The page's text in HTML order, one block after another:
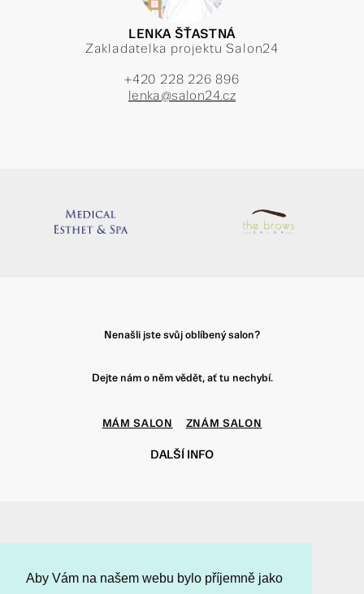
Aby Vám na našem webu bylo příjemně jako
LENKA ŠŤASTNÁ
Zakladatelka projektu Salon24
+420 228 226 896
lenka@salon24.cz
Nenašli jste svůj oblíbený salon?
Dejte nám o něm vědět, ať tu nechybí.
MÁM SALON ZNÁM SALON
DALŠÍ INFO